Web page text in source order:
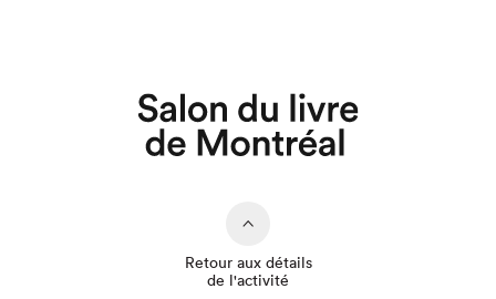
Retour aux détails
de l'activité